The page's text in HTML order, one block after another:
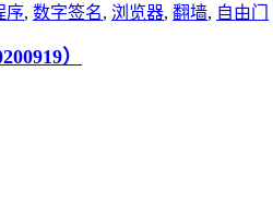
序, 数字签名, 浏览器, 翻墙, 自由门
）